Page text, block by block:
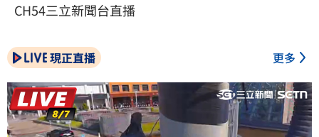
CH54三立新聞台直播
現正直播 更多